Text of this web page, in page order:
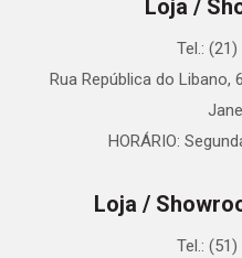
Loja /
Tel.:
Rua República do Libano,
HORÁRIO:
Loja /
Tel.: